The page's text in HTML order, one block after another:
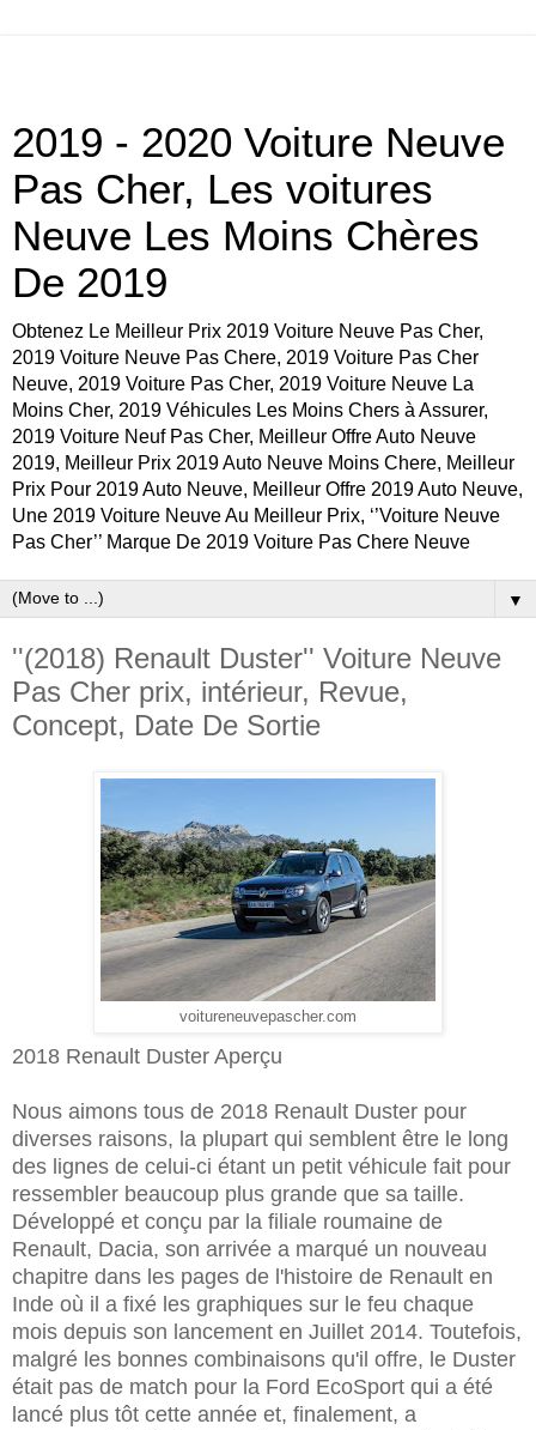
2019 - 2020 Voiture Neuve
Pas Cher, Les voitures
Neuve Les Moins Chères
De 2019
Obtenez Le Meilleur Prix 2019 Voiture Neuve Pas Cher,
2019 Voiture Neuve Pas Chere, 2019 Voiture Pas Cher
Neuve, 2019 Voiture Pas Cher, 2019 Voiture Neuve La
Moins Cher, 2019 Véhicules Les Moins Chers à Assurer,
2019 Voiture Neuf Pas Cher, Meilleur Offre Auto Neuve
2019, Meilleur Prix 2019 Auto Neuve Moins Chere, Meilleur
Prix Pour 2019 Auto Neuve, Meilleur Offre 2019 Auto Neuve,
Une 2019 Voiture Neuve Au Meilleur Prix, ‘’Voiture Neuve
Pas Cher’’ Marque De 2019 Voiture Pas Chere Neuve
▼
''(2018) Renault Duster'' Voiture Neuve
Pas Cher prix, intérieur, Revue,
Concept, Date De Sortie
voitureneuvepascher.com
2018 Renault Duster Aperçu
Nous aimons tous de 2018 Renault Duster pour
diverses raisons, la plupart qui semblent être le long
des lignes de celui-ci étant un petit véhicule fait pour
ressembler beaucoup plus grande que sa taille.
Développé et conçu par la filiale roumaine de
Renault, Dacia, son arrivée a marqué un nouveau
chapitre dans les pages de l'histoire de Renault en
Inde où il a fixé les graphiques sur le feu chaque
mois depuis son lancement en Juillet 2014. Toutefois,
malgré les bonnes combinaisons qu'il offre, le Duster
était pas de match pour la Ford EcoSport qui a été
lancé plus tôt cette année et, finalement, a